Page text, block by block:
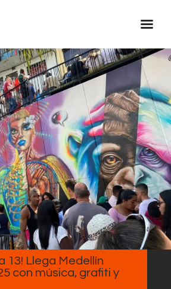
FM
La APP
13! Llega Medellín
con música, grafiti y